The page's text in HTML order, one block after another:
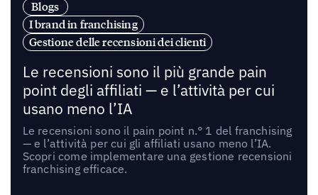
Blogs
I brand in franchising
Gestione delle recensioni dei clienti
Le recensioni sono il più grande pain
point degli affiliati — e l’attività per cui
usano meno l’IA
Le recensioni sono il pain point n.° 1 del franchising
— e l’attività per cui gli affiliati usano meno l’IA.
Scopri come implementare una gestione recensioni
franchising efficace.